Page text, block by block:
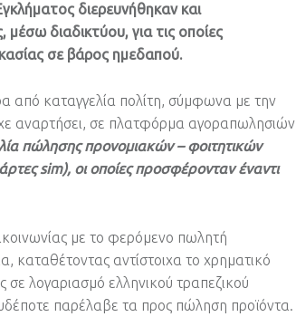
διερευνήθηκαν και
μέσω διαδικτύου, για τις οποίες
σε βάρος ημεδαπού.
από καταγγελία πολίτη, σύμφωνα με την
αναρτήσει, σε πλατφόρμα αγοραπωλησιών
πώλησης προνομιακών – φοιτητικών
sim), οι οποίες προσφέρονταν έναντι
με το φερόμενο πωλητή
αντίστοιχα το χρηματικό
λογαριασμό ελληνικού τραπεζικού
παρέλαβε τα προς πώληση προϊόντα.